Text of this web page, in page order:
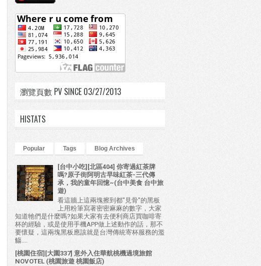
瀏覽頁數 PV SINCE 03/27/2013
HISTATS
Popular Tags Blog Archives
[台中小吃][北區404] 你寄過紅茶牌
嗎?原子街阿明古早味紅茶-三代傳
承，我的童年回憶~(台中美食 台中旅
遊)
看這牆上這兩塊擦到都"見骨"的黑板
上用粉筆寫著密密麻麻的數字，大家
知道牠們是什麼嗎?如果大家有去便利商店買咖啡寄
杯的經驗，或是使用手機APP做上述動作的話，那不
要懷疑，這兩塊黑板應該就是台灣傳統寄杯服務的濫
觴....
[桃園住宿][大園337] 意外入住華航桃機過境旅館
NOVOTEL (桃園旅遊 桃園飯店)